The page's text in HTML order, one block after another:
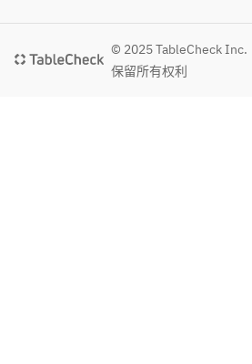
© 2025 TableCheck Inc.
保留所有权利